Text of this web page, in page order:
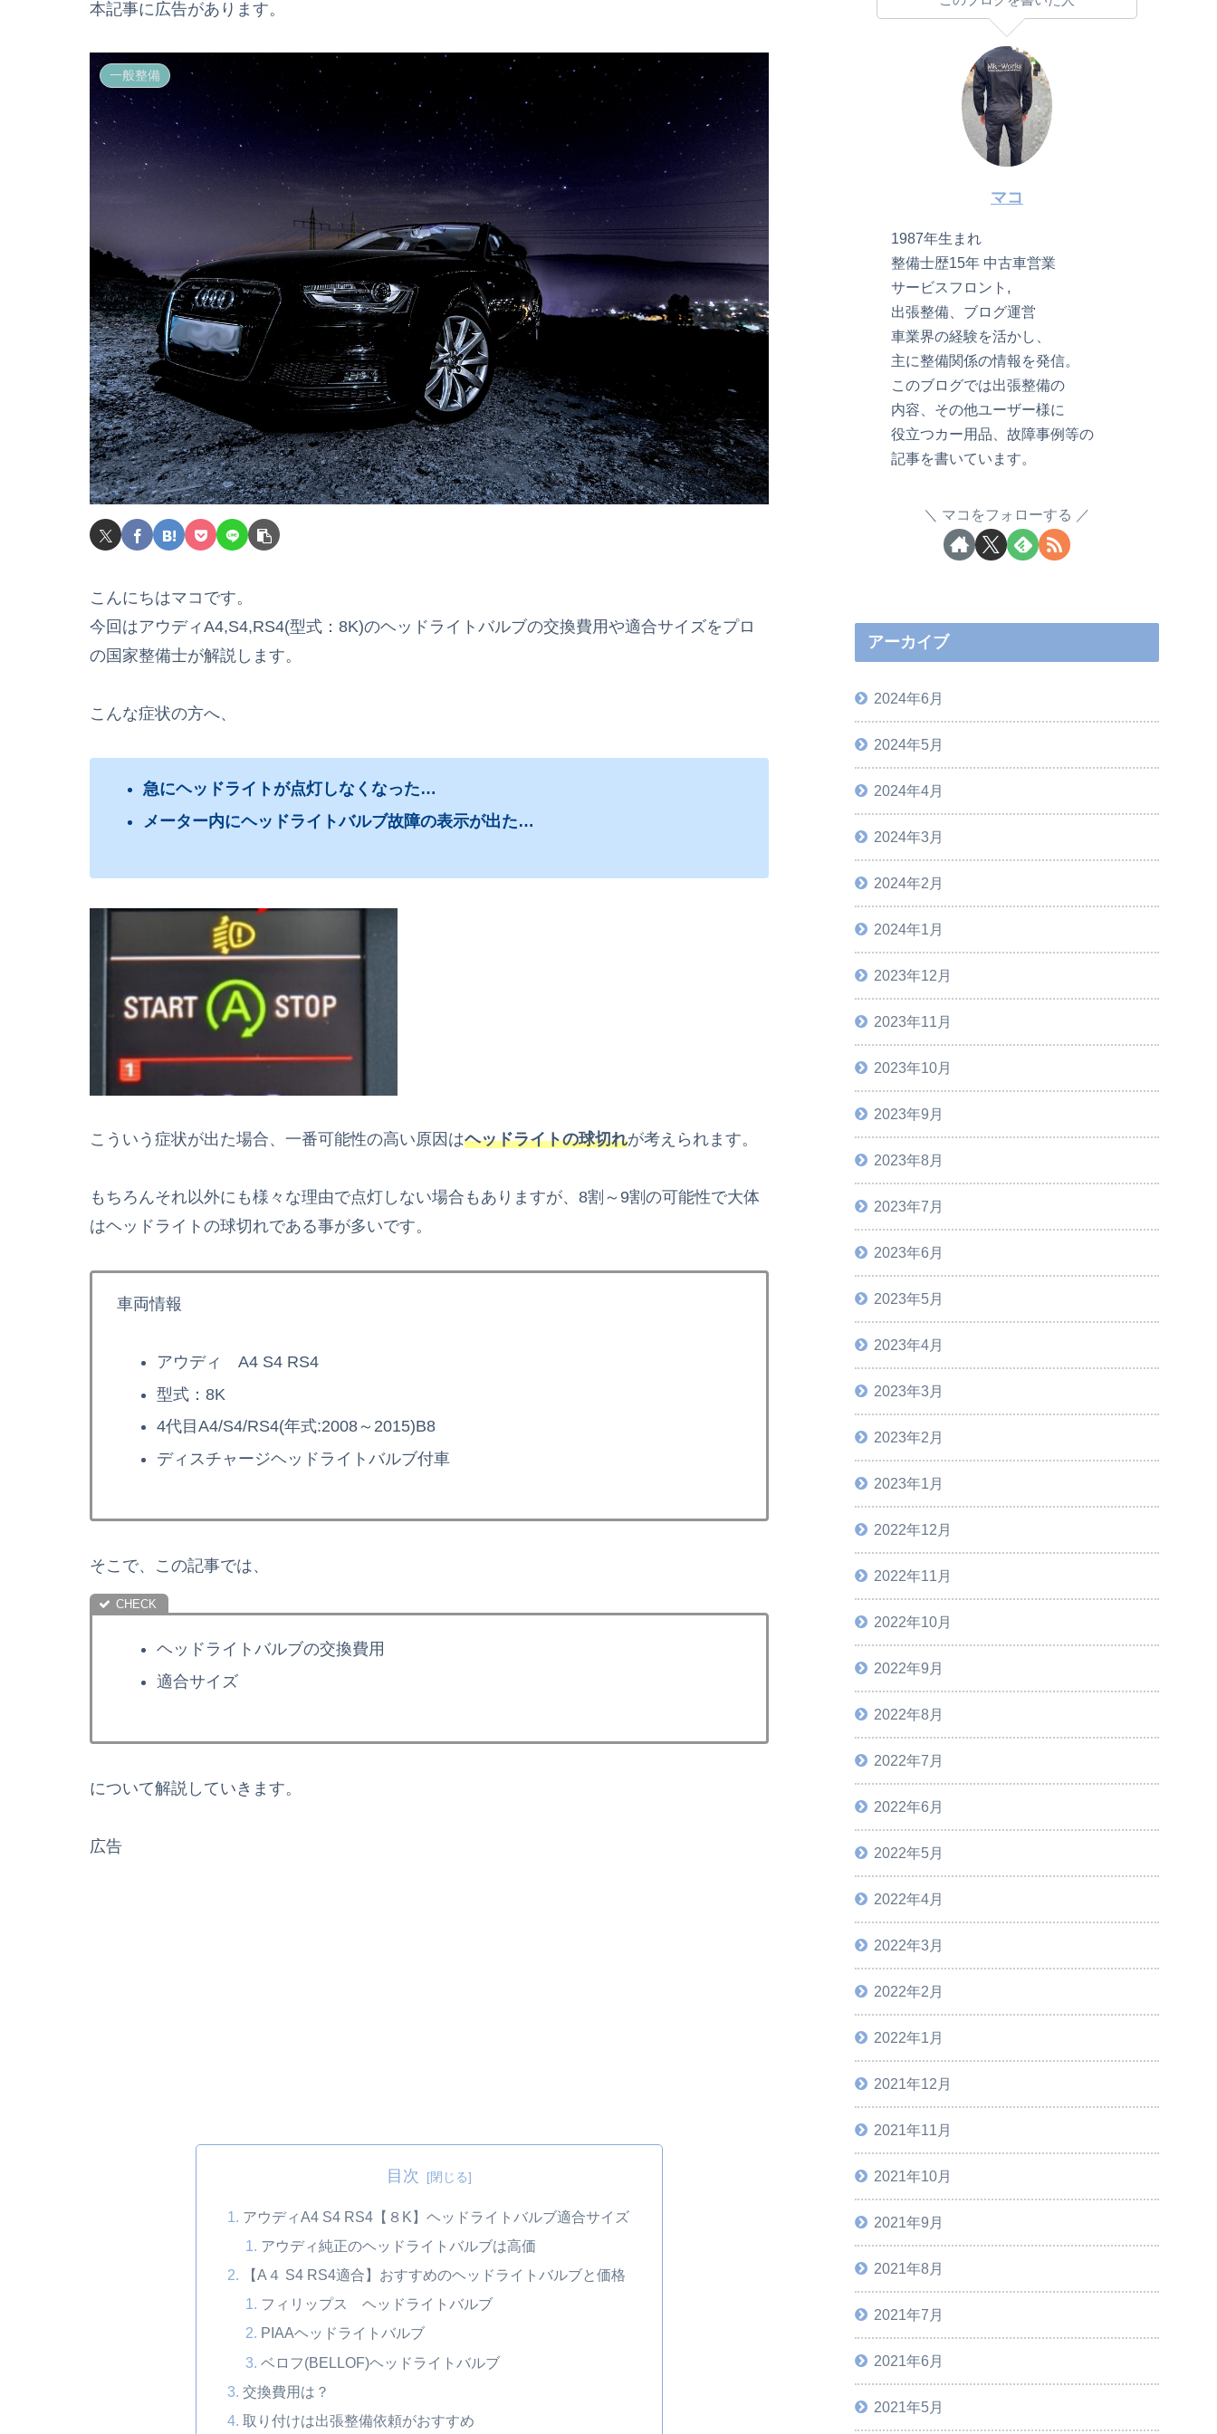
本記事に広告があります。
一般整備
こんにちはマコです。
今回はアウディA4,S4,RS4(型式：8K)のヘッドライトバルブの交換費用や適合サイズをプロ
の国家整備士が解説します。
こんな症状の方へ、
急にヘッドライトが点灯しなくなった…
メーター内にヘッドライトバルブ故障の表示が出た…
こういう症状が出た場合、一番可能性の高い原因はヘッドライトの球切れが考えられます。
もちろんそれ以外にも様々な理由で点灯しない場合もありますが、8割～9割の可能性で大体
はヘッドライトの球切れである事が多いです。
車両情報
アウディ A4 S4 RS4
型式：8K
4代目A4/S4/RS4(年式:2008～2015)B8
ディスチャージヘッドライトバルブ付車
そこで、この記事では、
ヘッドライトバルブの交換費用
適合サイズ
について解説していきます。
広告
目次
アウディA4 S4 RS4【８K】ヘッドライトバルブ適合サイズ
アウディ純正のヘッドライトバルブは高価
【A４ S4 RS4適合】おすすめのヘッドライトバルブと価格
フィリップス ヘッドライトバルブ
PIAAヘッドライトバルブ
ベロフ(BELLOF)ヘッドライトバルブ
交換費用は？
取り付けは出張整備依頼がおすすめ
マコ
1987年生まれ
整備士歴15年 中古車営業
サービスフロント,
出張整備、ブログ運営
車業界の経験を活かし、
主に整備関係の情報を発信。
このブログでは出張整備の
内容、その他ユーザー様に
役立つカー用品、故障事例等の
記事を書いています。
マコをフォローする
アーカイブ
2024年6月
2024年5月
2024年4月
2024年3月
2024年2月
2024年1月
2023年12月
2023年11月
2023年10月
2023年9月
2023年8月
2023年7月
2023年6月
2023年5月
2023年4月
2023年3月
2023年2月
2023年1月
2022年12月
2022年11月
2022年10月
2022年9月
2022年8月
2022年7月
2022年6月
2022年5月
2022年4月
2022年3月
2022年2月
2022年1月
2021年12月
2021年11月
2021年10月
2021年9月
2021年8月
2021年7月
2021年6月
2021年5月